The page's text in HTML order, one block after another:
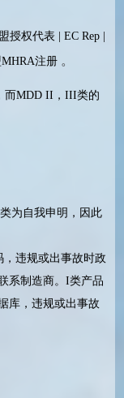
授权代表 | EC Rep |
MHRA注册。
而MDD II，III类的
为自我申明，因此
违规或出事故时政
系制造商。I类产品
库，违规或出事故